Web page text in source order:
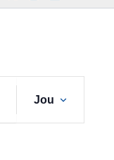
View
Jou